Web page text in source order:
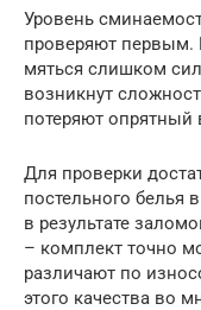
Уровень
проверяют первым.
мяться слишком
возникнут
потеряют
Для проверки
постельного белья
в результате
– комплект точно
различают по
этого качества во